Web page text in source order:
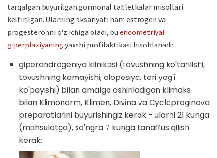
tarqalgan buyurilgan gormonal tabletkalar misollari
keltirilgan. Ularning aksariyati ham estrogen va
progesteronni o'z ichiga oladi, bu endometriyal
giperplaziyaning yaxshi profilaktikasi hisoblanadi:
giperandrogeniya klinikasi (tovushning ko'tarilishi,
tovushning kamayishi, alopesiya, teri yog'i
ko'payishi) bilan amalga oshiriladigan klimaks
bilan Klimonorm, Klimen, Divina va Cycloproginova
preparatlarini buyurishingiz kerak - ularni 21 kunga
(mahsulotga), so'ngra 7 kunga tanaffus qilish
kerak;